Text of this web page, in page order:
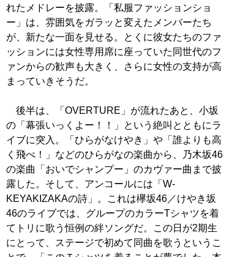
れたメドレーを披露。「私服ファッションショ
ー」は、雰囲気をガラッと変えたメンバーたち
が、新たな一面を見せる。とくに彼女たちのファ
ッションには女性専用席に座っていた同世代のフ
ァンからの歓声も大きく、さらに女性の支持が高
まっていきそうだ。
後半は、「OVERTURE」が流れたあと、小坂
の「幕張いっくよー！！」という絶叫とともにラ
イブに突入。「ひらがなけやき」や「誰よりも高
く飛べ！」などのひらがなの楽曲から、乃木坂46
の楽曲「おいでシャンプー」のカヴァー曲まで披
露した。そして、アンコールには「W-
KEYAKIZAKAの詩」。これは欅坂46／けやき坂
46のライブでは、グループのカラーTシャツを着
てトリに歌う恒例の絆ソングだ。この日が2期生
にとって、ステージで初めて同曲を歌うというこ